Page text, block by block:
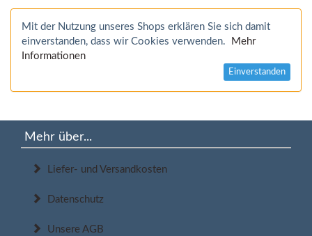
Mit der Nutzung unseres Shops erklären Sie sich damit
einverstanden, dass wir Cookies verwenden.
Mehr
Informationen
Einverstanden
Mehr über...
Liefer- und Versandkosten
Datenschutz
Unsere AGB